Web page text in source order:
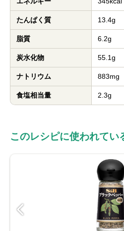
たんぱく質 13.4g
脂質 6.2g
炭水化物 55.1g
ナトリウム 883mg
食塩相当量 2.3g
このレシピに使われてい